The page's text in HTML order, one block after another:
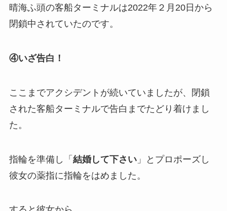
晴海ふ頭の客船ターミナルは2022年２月20日から
閉鎖中されていたのです。
④いざ告白！
ここまでアクシデントが続いていましたが、閉鎖
された客船ターミナルで告白までたどり着けまし
た。
指輪を準備し「 結婚して下さい」とプロポーズし
彼女の薬指に指輪をはめました。